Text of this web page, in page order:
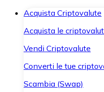
Acquista Criptovalute
Acquista le
Vendi Criptovalute
Converti le tue
Scambia (Swap)